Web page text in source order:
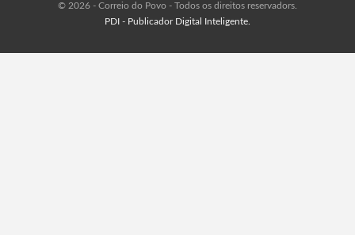
© 2026 - Correio do Povo - Todos os direitos reservadors.
PDI - Publicador Digital Inteligente.